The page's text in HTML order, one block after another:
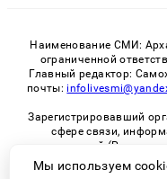
Наименование СМИ:
ограниченной
Главный редактор:
почты:
Зарегистрировавший
сфере связи,
коммуникаций
№ ФС 77
Мы используем